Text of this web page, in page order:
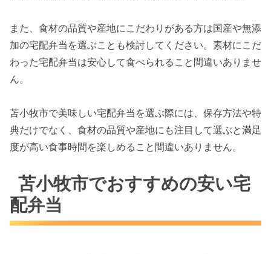
また、食材の品質や産地にこだわりがある方は国産や無添
加の宅配弁当を選ぶことも検討してください。素材にこだ
わった宅配弁当は安心して食べられること間違いありませ
ん。
苫小牧市で美味しい宅配弁当を選ぶ際には、保存方法や特
典だけでなく、食材の品質や産地にも注目して選ぶと満足
度が高い食事時間を楽しめること間違いありません。
苫小牧市でおすすめの安い宅
配弁当